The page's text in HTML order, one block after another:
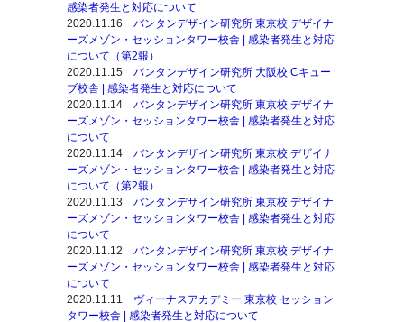
感染者発生と対応について
2020.11.16 バンタンデザイン研究所 東京校 デザイナ
ーズメゾン・セッションタワー校舎 | 感染者発生と対応
について（第2報）
2020.11.15 バンタンデザイン研究所 大阪校 Cキュー
ブ校舎 | 感染者発生と対応について
2020.11.14 バンタンデザイン研究所 東京校 デザイナ
ーズメゾン・セッションタワー校舎 | 感染者発生と対応
について
2020.11.14 バンタンデザイン研究所 東京校 デザイナ
ーズメゾン・セッションタワー校舎 | 感染者発生と対応
について（第2報）
2020.11.13 バンタンデザイン研究所 東京校 デザイナ
ーズメゾン・セッションタワー校舎 | 感染者発生と対応
について
2020.11.12 バンタンデザイン研究所 東京校 デザイナ
ーズメゾン・セッションタワー校舎 | 感染者発生と対応
について
2020.11.11 ヴィーナスアカデミー 東京校 セッション
タワー校舎 | 感染者発生と対応について